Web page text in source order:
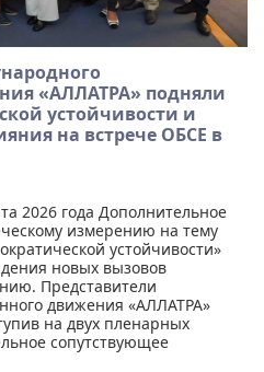
«АЛЛАТРА» подняли
устойчивости и
на встрече ОБСЕ в
2026 года Дополнительное
измерению на тему
устойчивости»
новых вызовов
Представители
движения «АЛЛАТРА»
на двух пленарных
сопутствующее